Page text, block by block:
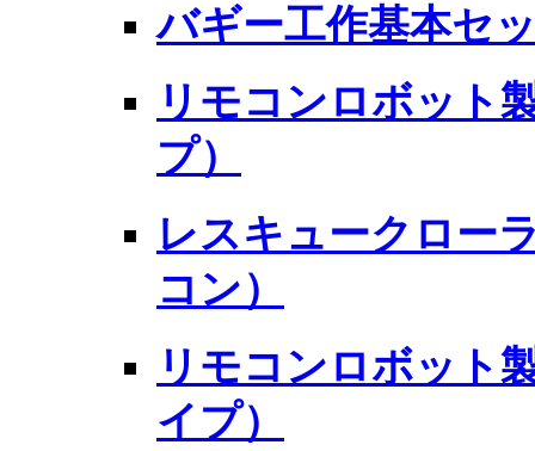
バギー工作基本セ
リモコンロボット
プ）
レスキュークロー
コン）
リモコンロボット
イプ）